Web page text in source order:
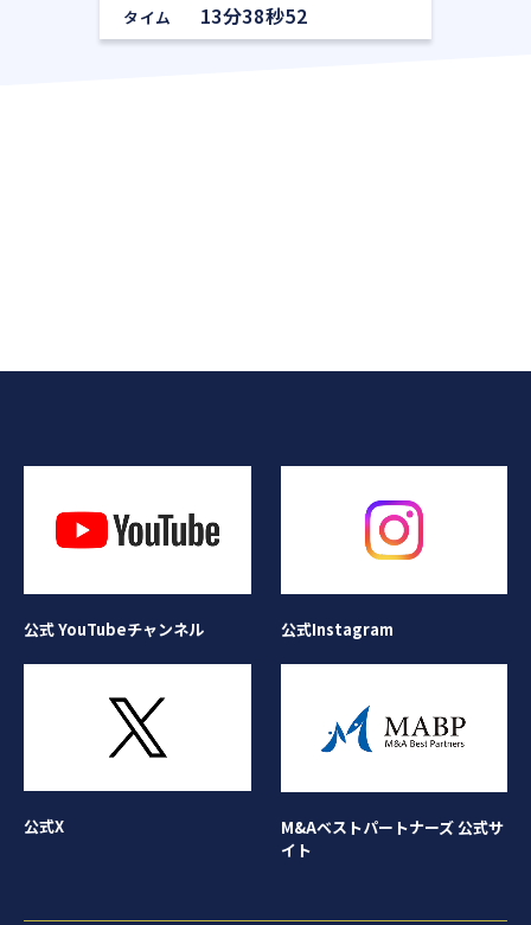
タイム 13分38秒52
公式 YouTubeチャンネル 公式Instagram
公式X
M&Aベストパートナーズ 公式サ
イト